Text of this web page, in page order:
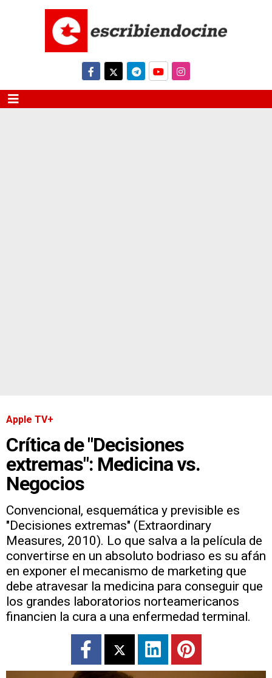
Apple TV+
Crítica de "Decisiones
extremas": Medicina vs.
Negocios
Convencional, esquemática y previsible es
"Decisiones extremas" (Extraordinary
Measures, 2010). Lo que salva a la película de
convertirse en un absoluto bodriaso es su afán
en exponer el mecanismo de marketing que
debe atravesar la medicina para conseguir que
los grandes laboratorios norteamericanos
financien la cura a una enfermedad terminal.